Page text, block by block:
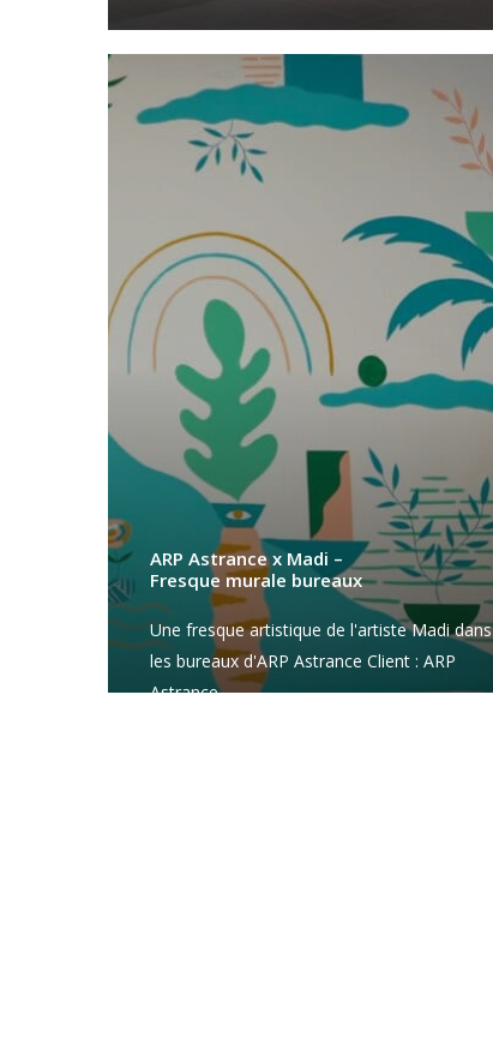
ARP Astrance x Madi –
Fresque murale bureaux
Une fresque artistique de l'artiste Madi dans
les bureaux d'ARP Astrance Client : ARP
Astrance…